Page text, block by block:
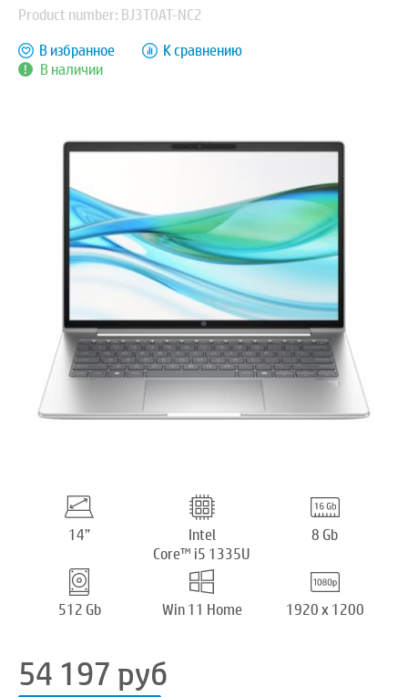
Product number: BJ3T0AT-NC2
В наличии
В избранное К сравнению
14”
Intel
Core™ i5 1335U
8 Gb
512 Gb Win 11 Home 1920 x 1200
54 197 руб